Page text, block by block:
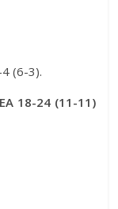
(6-3).
18-24 (11-11)